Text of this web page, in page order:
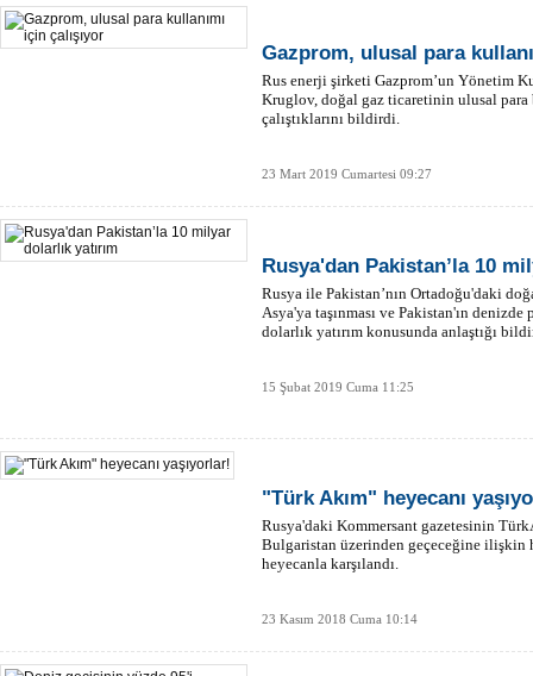
Gazprom, ulusal para
Rus enerji şirketi Gazprom’un Yönetim
Kruglov, doğal gaz ticaretinin ulusal
çalıştıklarını bildirdi.
23 Mart 2019 Cumartesi 09:27
Rusya'dan Pakistan’la 10
Rusya ile Pakistan’nın Ortadoğu'daki
Asya'ya taşınması ve Pakistan'ın
dolarlık yatırım konusunda anlaştığı
15 Şubat 2019 Cuma 11:25
"Türk Akım" heyecanı
Rusya'daki Kommersant gazetesinin
Bulgaristan üzerinden geçeceğine ilişkin
heyecanla karşılandı.
23 Kasım 2018 Cuma 10:14